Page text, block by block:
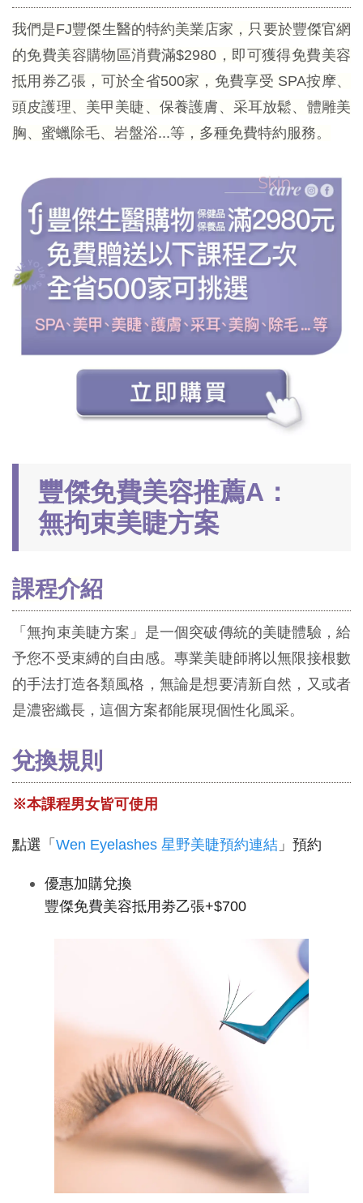
我們是FJ豐傑生醫的特約美業店家，只要於豐傑官網
的免費美容購物區消費滿$2980，即可獲得免費美容
抵用券乙張，可於全省500家，免費享受 SPA按摩、
頭皮護理、美甲美睫、保養護膚、采耳放鬆、體雕美
胸、蜜蠟除毛、岩盤浴...等，多種免費特約服務。
豐傑免費美容推薦A：
無拘束美睫方案
課程介紹
「無拘束美睫方案」是一個突破傳統的美睫體驗，給
予您不受束縛的自由感。專業美睫師將以無限接根數
的手法打造各類風格，無論是想要清新自然，又或者
是濃密纖長，這個方案都能展現個性化風采。
兌換規則
※本課程男女皆可使用
點選「 Wen Eyelashes 星野美睫預約連結 」預約
優惠加購兌換
豐傑免費美容抵用劵乙張+$700